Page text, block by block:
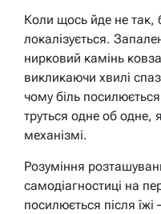
Коли щось йде не так,
локалізується.
нирковий камінь
викликаючи хвилі
чому біль
труться одне об одне,
механізмі.
Розуміння
самодіагностиці на
посилюється після